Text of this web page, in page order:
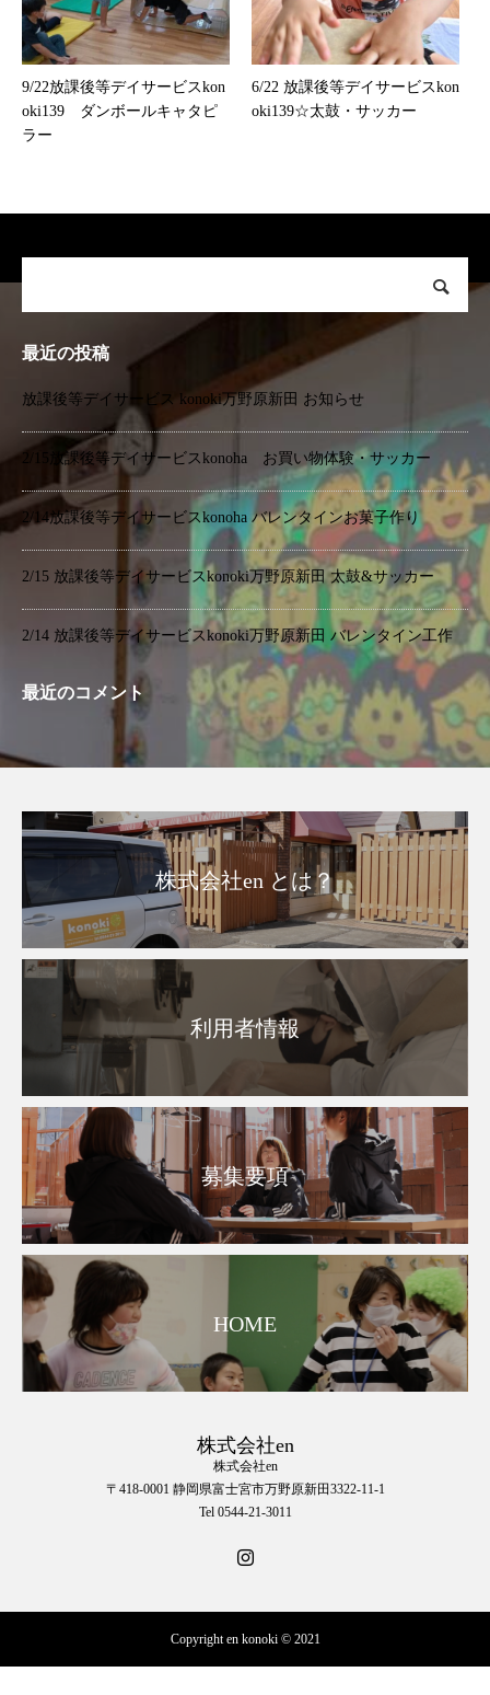
9/22放課後等デイサービスkon
oki139 ダンボールキャタピ
ラー
6/22 放課後等デイサービスkon
oki139☆太鼓・サッカー
最近の投稿
放課後等デイサービス konoki万野原新田 お知らせ
2/15放課後等デイサービスkonoha お買い物体験・サッカー
2/14放課後等デイサービスkonoha バレンタインお菓子作り
2/15 放課後等デイサービスkonoki万野原新田 太鼓&サッカー
2/14 放課後等デイサービスkonoki万野原新田 バレンタイン工作
最近のコメント
株式会社en とは？
利用者情報
募集要項
HOME
株式会社en
株式会社en
〒418-0001 静岡県富士宮市万野原新田3322-11-1
Tel 0544-21-3011
Copyright en konoki © 2021